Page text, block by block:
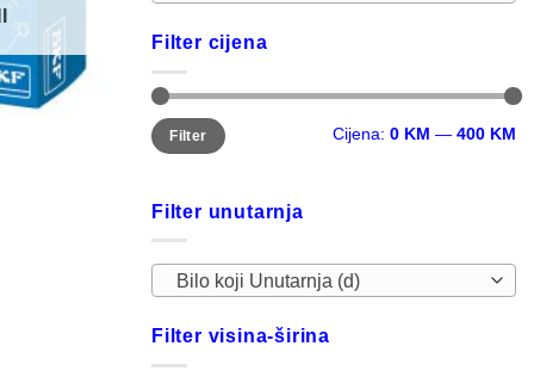
Filter cijena
Minimalna
cijena
Maksimalna
cijena
Filter Cijena: 0 KM — 400 KM
Filter unutarnja
Bilo koji Unutarnja (d)
Filter visina-širina